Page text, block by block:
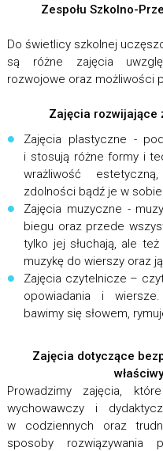
Zespołu Szkolno-
Do świetlicy szkolnej
są różne zajęcia
rozwojowe oraz możliwości
Zajęcia rozwijające
Zajęcia plastyczne -
i stosują różne formy i
wrażliwość
zdolności bądź je w sobie
Zajęcia muzyczne -
biegu oraz przede
tylko jej słuchają, ale
muzykę do wierszy oraz ją
Zajęcia czytelnicze –
opowiadania i
bawimy się słowem,
Zajęcia dotyczące
Prowadzimy zajęcia,
wychowawczy i
w codziennych oraz
sposoby rozwiązywania